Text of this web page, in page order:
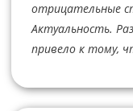
отрицательные
Актуальность.
привело к тому,